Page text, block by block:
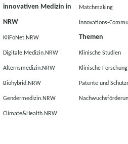
innovativen Medizin in
NRW
KliFoNet.NRW
Digitale.Medizin.NRW
Alternsmedizin.NRW
Biohybrid.NRW
Gendermedizin.NRW
Climate&Health.NRW
Matchmaking
Innovations-
Themen
Klinische Studien
Klinische Forschung
Patente und